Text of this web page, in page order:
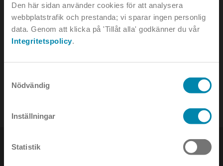
Den här sidan använder cookies för att analysera
webbplatstrafik och prestanda; vi sparar ingen personlig
data. Genom att klicka på 'Tillåt alla' godkänner du vår
Integritetspolicy.
Nödvändig
Inställningar
Statistik
KONTAKTA OSS
tel:08-442 90 00